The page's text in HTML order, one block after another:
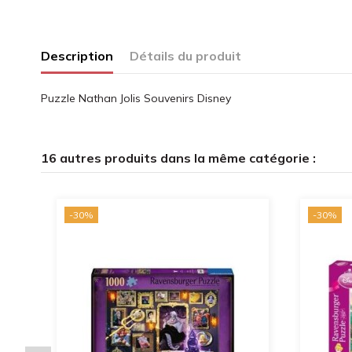
Description Détails du produit
Puzzle Nathan Jolis Souvenirs Disney
16 autres produits dans la même catégorie :
-30% -30%